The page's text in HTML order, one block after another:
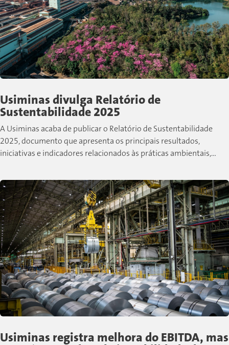
Usiminas divulga Relatório de
Sustentabilidade 2025
A Usiminas acaba de publicar o Relatório de Sustentabilidade
2025, documento que apresenta os principais resultados,
iniciativas e indicadores relacionados às práticas ambientais,
Usiminas registra melhora do EBITDA, mas